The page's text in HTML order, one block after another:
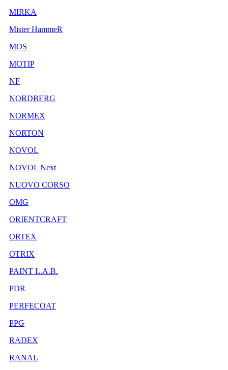
MIRKA
Mister HammeR
MOS
MOTIP
NF
NORDBERG
NORMEX
NORTON
NOVOL
NOVOL Next
NUOVO CORSO
OMG
ORIENTCRAFT
ORTEX
OTRIX
PAINT L.A.B.
PDR
PERFECOAT
PPG
RADEX
RANAL